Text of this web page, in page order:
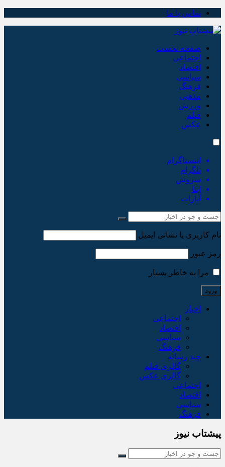
تماس با ما
صفحه نخست
اجتماعی
اقتصاد
سیاسی
فرهنگ
مذهبی
ورزش
فیلم
عکس
اینستاگرام
تلگرام
سروش
ایتا
آپارات
نام کاربری یا نشانی ایمیل
رمز عبور
مرا به خاطر بسپار
اخبار
اجتماعی
اقتصاد
سیاسی
فرهنگ
چند رسانه
گالری فیلم
گالری عکس
اجتماعی
اقتصاد
سیاسی
فرهنگ
پیشتاب نیوز